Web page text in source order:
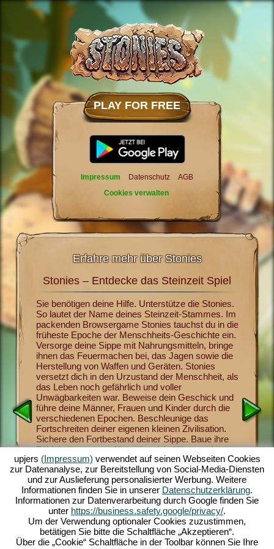
PLAY FOR FREE
Impressum Datenschutz
AGB
Cookies verwalten
Erfahre mehr über Stonies
mit
lustig
leicht
auf
Stonies – Entdecke das Steinzeit Spiel
Sie benötigen deine Hilfe. Unterstütze die Stonies.
So lautet der Name deines Steinzeit-Stammes. Im
packenden Browsergame Stonies tauchst du in die
früheste Epoche der Menschheits-Geschichte ein.
Versorge deine Sippe mit Nahrungsmitteln, bringe
ihnen das Feuermachen bei, das Jagen sowie die
Herstellung von Waffen und Geräten. Stonies
versetzt dich in den Urzustand der Menschheit, als
das Leben noch gefährlich und voller
Unwägbarkeiten war. Beweise dein Geschick und
führe deine Männer, Frauen und Kinder durch die
verschiedenen Epochen. Beschleunige das
Fortschreiten deiner eigenen kleinen Zivilisation.
Sichere den Fortbestand deiner Sippe. Baue ihre
Fähigkeiten aus und beweise dein Können als
tatkräftiger Anführer. Das unterhaltsame
Steinzeitspiel bietet dir umfangreiche
Gestaltungsmöglichkeiten, herausragende
Grafiken im 3D-Comic-Stil sowie spannende
Aufgaben und Missionen, die du mit deiner Sippe
meisterst. Spiel jetzt mit!
Jetzt
bringst
Vorräte
stelle
Stamm.
und
upjers (Impressum) verwendet auf seinen Webseiten Cookies
zur Datenanalyse, zur Bereitstellung von Social-Media-Diensten
und zur Auslieferung personalisierter Werbung. Weitere
Informationen finden Sie in unserer Datenschutzerklärung.
Informationen zur Datenverarbeitung durch Google finden Sie
unter https://business.safety.google/privacy/.
Um der Verwendung optionaler Cookies zuzustimmen,
betätigen Sie bitte die Schaltfläche „Akzeptieren“.
Über die „Cookie“ Schaltfläche in der Toolbar können Sie Ihre